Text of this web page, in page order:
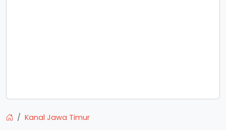
Kanal Jawa Timur